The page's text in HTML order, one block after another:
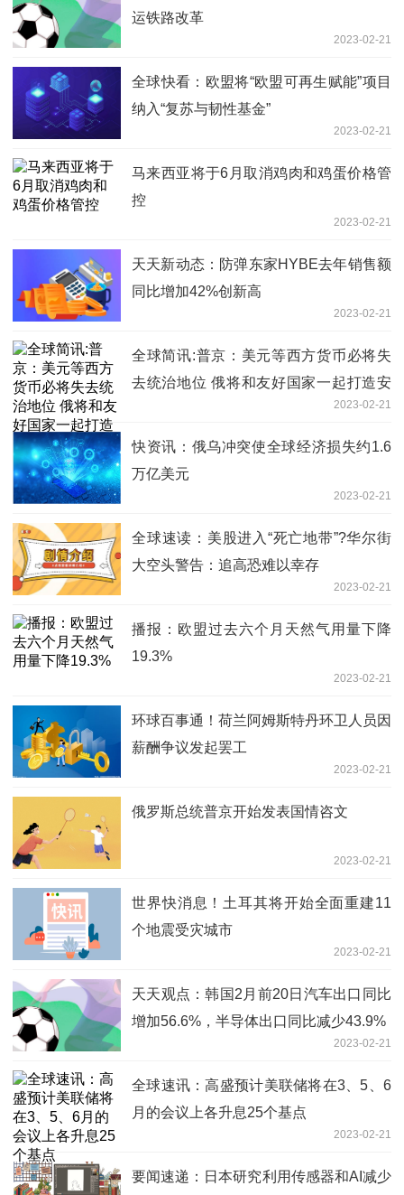
运铁路改革
2023-02-21
全球快看：欧盟将“欧盟可再生赋能”项目
纳入“复苏与韧性基金”
2023-02-21
马来西亚将于6月取消鸡肉和鸡蛋价格管
控
2023-02-21
天天新动态：防弹东家HYBE去年销售额
同比增加42%创新高
2023-02-21
全球简讯:普京：美元等西方货币必将失
去统治地位 俄将和友好国家一起打造安
2023-02-21
快资讯：俄乌冲突使全球经济损失约1.6
万亿美元
2023-02-21
全球速读：美股进入“死亡地带”?华尔街
大空头警告：追高恐难以幸存
2023-02-21
播报：欧盟过去六个月天然气用量下降
19.3%
2023-02-21
环球百事通！荷兰阿姆斯特丹环卫人员因
薪酬争议发起罢工
2023-02-21
俄罗斯总统普京开始发表国情咨文
2023-02-21
世界快消息！土耳其将开始全面重建11
个地震受灾城市
2023-02-21
天天观点：韩国2月前20日汽车出口同比
增加56.6%，半导体出口同比减少43.9%
2023-02-21
全球速讯：高盛预计美联储将在3、5、6
月的会议上各升息25个基点
2023-02-21
要闻速递：日本研究利用传感器和AI减少